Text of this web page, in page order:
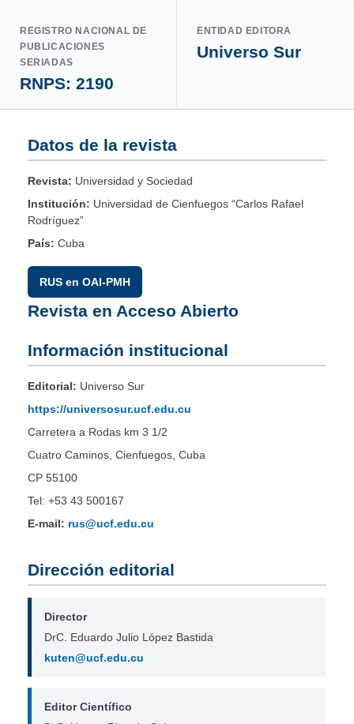
REGISTRO NACIONAL DE
PUBLICACIONES
SERIADAS
RNPS: 2190
ENTIDAD EDITORA
Universo Sur
Datos de la revista
Revista: Universidad y Sociedad
Institución: Universidad de Cienfuegos “Carlos Rafael
Rodríguez”
País: Cuba
RUS en OAI-PMH
Revista en Acceso Abierto
Información institucional
Editorial: Universo Sur
https://universosur.ucf.edu.cu
Carretera a Rodas km 3 1/2
Cuatro Caminos, Cienfuegos, Cuba
CP 55100
Tel: +53 43 500167
E-mail: rus@ucf.edu.cu
Dirección editorial
Director
DrC. Eduardo Julio López Bastida
kuten@ucf.edu.cu
Editor Científico